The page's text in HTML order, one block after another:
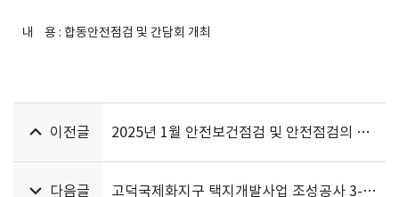
내 용 : 합동안전점검 및 간담회 개최
이전글 2025년 1월 안전보건점검 및 안전점검의 날 행사
다음글 고덕국제화지구 택지개발사업 조성공사 3-2공구